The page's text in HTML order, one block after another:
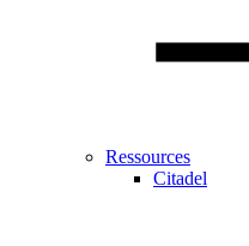
Ressources
Citadel